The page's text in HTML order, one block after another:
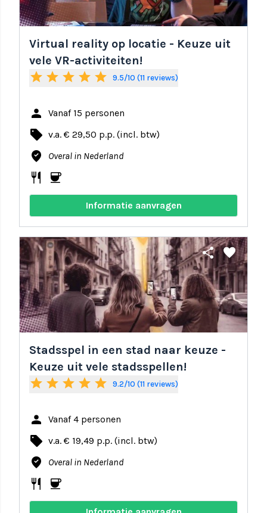
Virtual reality op locatie - Keuze uit
vele VR-activiteiten!
star star star star star 9.5/10 (11 reviews)
person Vanaf 15 personen
local_offer v.a. € 29,50 p.p. (incl. btw)
where_to_vote Overal in Nederland
restaurant coffee
Informatie aanvragen
share favorite
Stadsspel in een stad naar keuze -
Keuze uit vele stadsspellen!
star star star star star 9.2/10 (11 reviews)
person Vanaf 4 personen
local_offer v.a. € 19,49 p.p. (incl. btw)
where_to_vote Overal in Nederland
restaurant coffee